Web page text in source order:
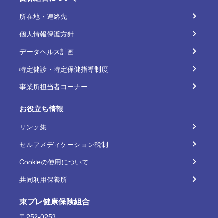
所在地・連絡先
個人情報保護方針
データヘルス計画
特定健診・特定保健指導制度
事業所担当者コーナー
お役立ち情報
リンク集
セルフメディケーション税制
Cookieの使用について
共同利用保養所
東プレ健康保険組合
〒252-0253